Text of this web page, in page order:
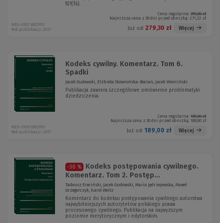
921(16).
Cena regularna: 399,00 zł
Najniższa cena z 30 dni przed obniżką: 271,32 zł
Już od: 279,30 zł Więcej
NEX-0107 W02P01
Rok publikacji: 2017
Kodeks cywilny. Komentarz. Tom 6.
Spadki
Jacek Gudowski, Elżbieta Skowrońska-Bocian, Jacek Wierciński
Publikacja zawiera szczegółowe omówienie problematyki
dziedziczenia.
Cena regularna: 189,00 zł
Najniższa cena z 30 dni przed obniżką: 189,00 zł
Już od: 189,00 zł Więcej
NEX-0105 W02P01
Rok publikacji: 2017
-30 %
Kodeks postępowania cywilnego.
Komentarz. Tom 2. Postęp...
Tadeusz Ereciński, Jacek Gudowski, Maria Jędrzejewska, Paweł
Grzegorczyk, Karol Weitz
Komentarz do kodeksu postępowania cywilnego autorstwa
najwybitniejszych autorytetów polskiego prawa
procesowego cywilnego. Publikacja na najwyższym
poziomie merytorycznym i edytorskim.